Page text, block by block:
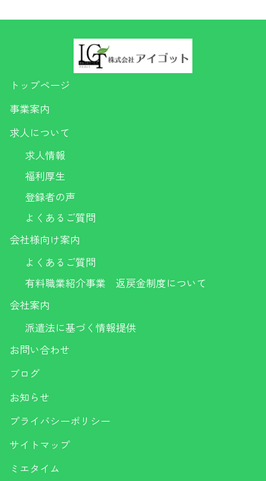
トップページ
事業案内
求人について
求人情報
福利厚生
登録者の声
よくあるご質問
会社様向け案内
よくあるご質問
有料職業紹介事業 返戻金制度について
会社案内
派遣法に基づく情報提供
お問い合わせ
ブログ
お知らせ
プライバシーポリシー
サイトマップ
ミエタイム